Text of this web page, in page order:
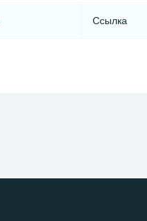
Ссылка